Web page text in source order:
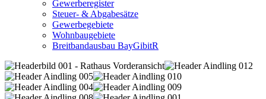
Gewerberegister
Steuer- & Abgabesätze
Gewerbegebiete
Wohnbaugebiete
Breitbandausbau BayGibitR